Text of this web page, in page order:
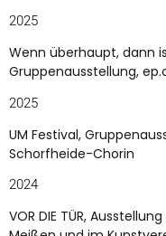
2025
Wenn überhaupt, dann
Gruppenausstellung,
2025
UM Festival,
Schorfheide-Chorin
2024
VOR DIE TÜR,